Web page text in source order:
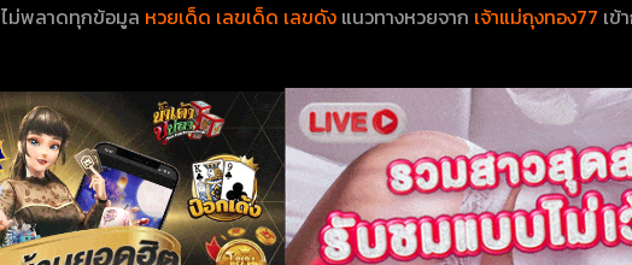
ไม่พลาดทุกข้อมูล หวยเด็ด เลขเด็ด เลขดังแนวทางหวยจาก เจ้าแม่ถุงทอง77 เข้